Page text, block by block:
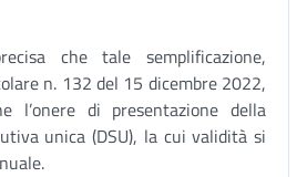
che tale semplificazione,
n. 132 del 15 dicembre 2022,
l’onere di presentazione della
unica (DSU), la cui validità si